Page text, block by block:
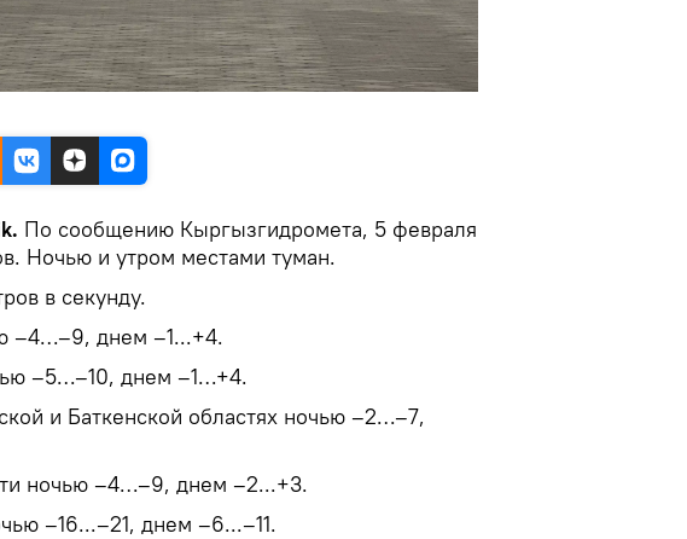
По сообщению Кыргызгидромета, 5 февраля
Ночью и утром местами туман.
в секунду.
–4…–9, днем –1...+4.
–5…–10, днем –1…+4.
и Баткенской областях ночью –2…–7,
ночью –4…–9, днем –2...+3.
–16...–21, днем –6...–11.